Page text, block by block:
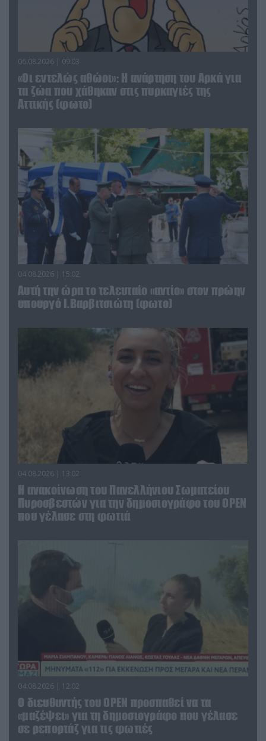
06.08.2026 | 09:03
«Οι εντελώς αθώοι»: Η ανάρτηση του Αρκά για
τα ζώα που χάθηκαν στις πυρκαγιές της
Αττικής (φωτο)
04.08.2026 | 15:02
Αυτή την ώρα το τελευταίο «αντίο» στον πρώην
υπουργό Ι.Βαρβιτσιώτη (φωτο)
04.08.2026 | 13:02
Η ανακοίνωση του Πανελλήνιου Σωματείου
Πυροσβεστών για την δημοσιογράφο του OPEN
που γέλασε στη φωτιά
04.08.2026 | 12:02
O διευθυντής του OPEN προσπαθεί να τα
«μαζέψει» για τη δημοσιογράφο που γέλασε
σε ρεπορτάζ για τις φωτιές